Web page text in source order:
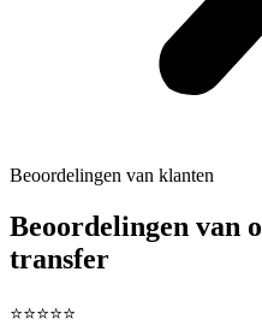
Beoordelingen van klanten
Beoordelingen van
transfer
⭐⭐⭐⭐⭐